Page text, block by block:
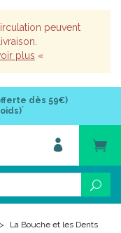
peuvent
plus «
dès 59€)
*
La Bouche et les Dents